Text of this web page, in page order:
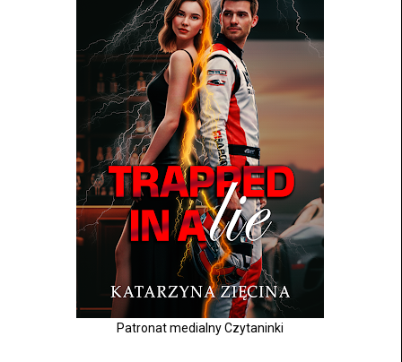
Patronat medialny Czytaninki